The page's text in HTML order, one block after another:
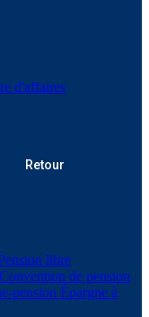
d'affaires
Retour
libre
Convention de pension
pension Épargne à